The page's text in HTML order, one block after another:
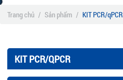
Trang chủ / Sản phẩm / KIT PCR/qPCR
KIT PCR/QPCR